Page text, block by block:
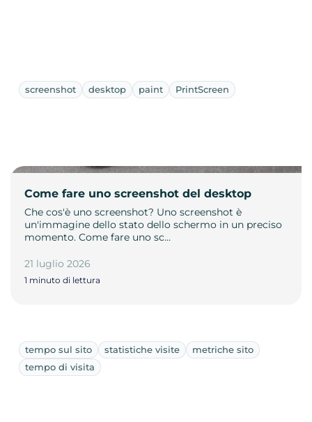
screenshot desktop paint PrintScreen
Come fare uno screenshot del desktop
Che cos'è uno screenshot? Uno screenshot è
un'immagine dello stato dello schermo in un preciso
momento. Come fare uno sc…
21 luglio 2026
1 minuto di lettura
tempo sul sito statistiche visite
metriche sito
tempo di visita